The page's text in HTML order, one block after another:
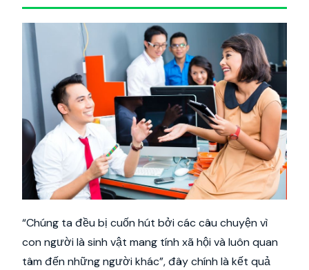
“Chúng ta đều bị cuốn hút bởi các câu chuyện vì
con người là sinh vật mang tính xã hội và luôn quan
tâm đến những người khác”, đây chính là kết quả